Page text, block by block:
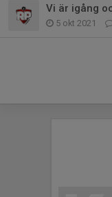
Vi är igång
5 okt 2021